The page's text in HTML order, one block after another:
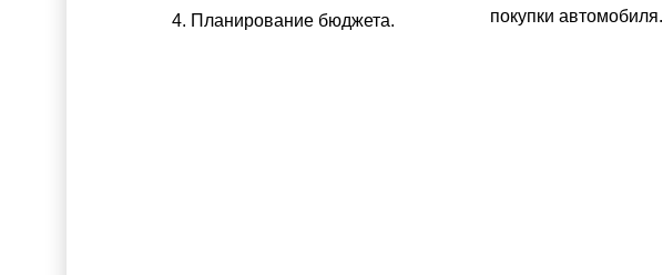
Планирование бюджета.
покупки автомобиля.